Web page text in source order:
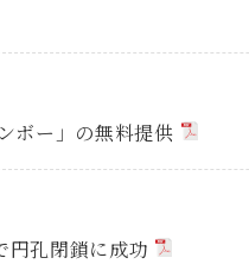
ボー」の無料提供
円孔閉鎖に成功